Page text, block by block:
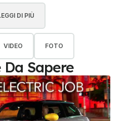
DI PIÙ
VIDEO FOTO
Sapere